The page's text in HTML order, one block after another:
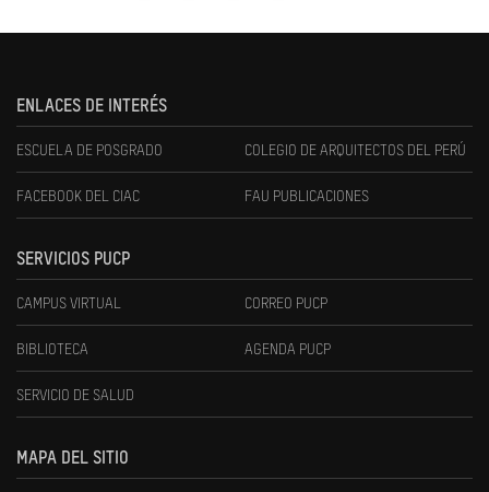
ENLACES DE INTERÉS
ESCUELA DE POSGRADO COLEGIO DE ARQUITECTOS DEL PERÚ
FACEBOOK DEL CIAC FAU PUBLICACIONES
SERVICIOS PUCP
CAMPUS VIRTUAL CORREO PUCP
BIBLIOTECA AGENDA PUCP
SERVICIO DE SALUD
MAPA DEL SITIO